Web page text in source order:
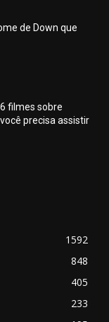
de Down que
filmes sobre
precisa assistir
1592
848
405
233